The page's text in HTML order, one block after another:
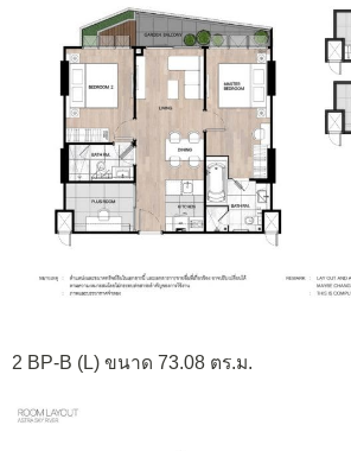
2 BP-B (L) ขนาด 73.08 ตร.ม.